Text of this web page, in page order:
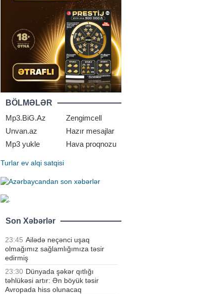
BÖLMƏLƏR
Mp3.BiG.Az
Zengimcell
Unvan.az
Hazır mesajlar
Mp3 yukle
Hava proqnozu
Turlar ev alqi satqisi
Son Xəbərlər
23:45 Ailədə neçənci uşaq
olmağımız sağlamlığımıza təsir
edirmiş
23:30 Dünyada şəkər qıtlığı
təhlükəsi artır: Ən böyük təsir
Avropada hiss olunacaq